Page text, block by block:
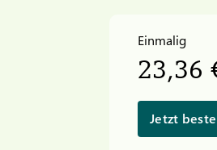
Einmalig
23,36
Jetzt